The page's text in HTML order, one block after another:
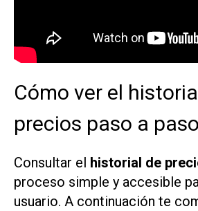
Cómo ver el
precios paso a paso
Consultar el historial de
proceso simple y accesible
usuario. A continuación te